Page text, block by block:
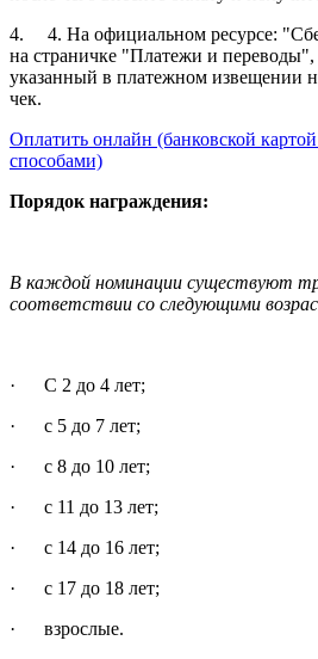
4. 4. На официальном ресурсе:
на страничке "Платежи и переводы",
указанный в платежном извещении
чек.
Оплатить онлайн (банковской
способами)
Порядок награждения:
В каждой номинации существуют
соответствии со следующими
· С 2 до 4 лет;
· c 5 до 7 лет;
· с 8 до 10 лет;
· с 11 до 13 лет;
· с 14 до 16 лет;
· с 17 до 18 лет;
· взрослые.